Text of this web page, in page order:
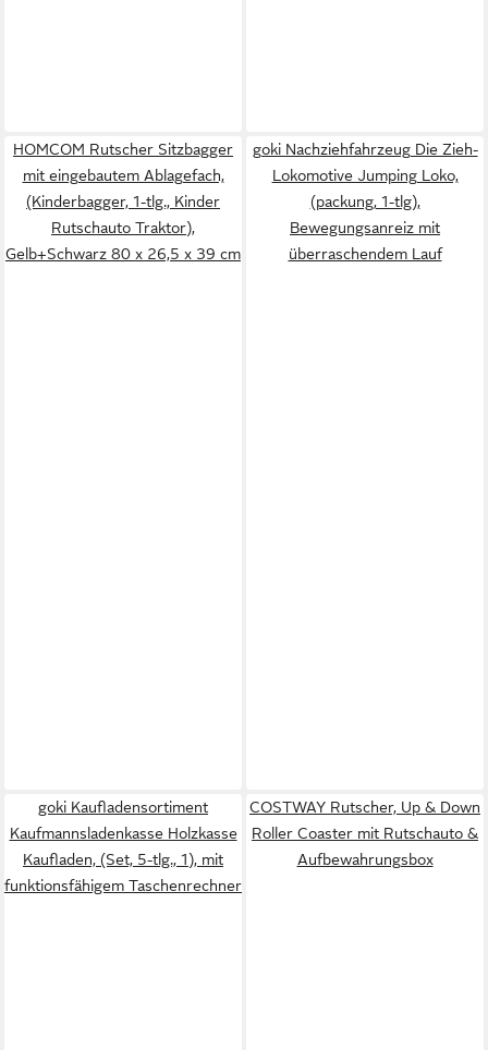
HOMCOM Rutscher Sitzbagger
mit eingebautem Ablagefach,
(Kinderbagger, 1-tlg., Kinder
Rutschauto Traktor),
Gelb+Schwarz 80 x 26,5 x 39 cm
goki Nachziehfahrzeug Die Zieh-
Lokomotive Jumping Loko,
(packung, 1-tlg),
Bewegungsanreiz mit
überraschendem Lauf
goki Kaufladensortiment
Kaufmannsladenkasse Holzkasse
Kaufladen, (Set, 5-tlg., 1), mit
funktionsfähigem Taschenrechner
COSTWAY Rutscher, Up & Down
Roller Coaster mit Rutschauto &
Aufbewahrungsbox